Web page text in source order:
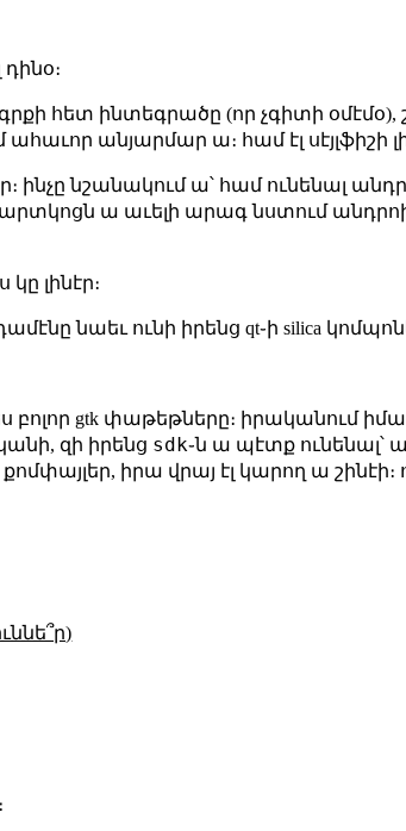
հետ ինտեգրածը (որ չգիտի
անյարմար ա։ համ էլ սէյլֆիշի
ինչը նշանակում ա՝ համ ունենալ
ա աւելի արագ նստում
լինէր։
նաեւ ունի իրենց qt֊ի silica
բոլոր gtk փաթեթները։ իրականում
զի իրենց sdk֊ն ա պէտք ունենալ՝
իրա վրայ էլ կարող ա շինէի։